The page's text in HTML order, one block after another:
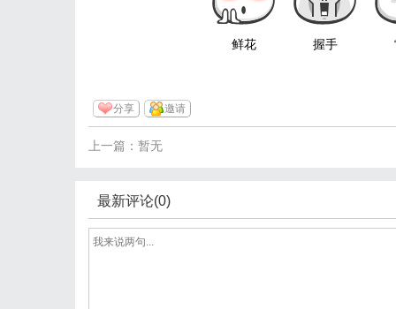
鲜花 握手
分享 邀请
上一篇：暂无
最新评论(0)